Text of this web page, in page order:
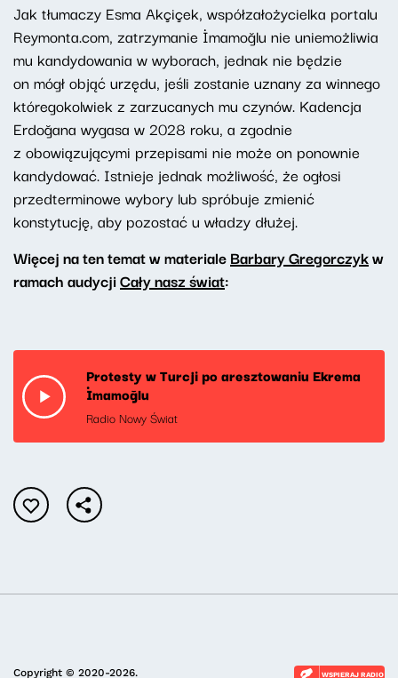
Jak tłumaczy Esma Akçiçek, współzałożycielka portalu
Reymonta.com, zatrzymanie İmamoğlu nie uniemożliwia
mu kandydowania w wyborach, jednak nie będzie
on mógł objąć urzędu, jeśli zostanie uznany za winnego
któregokolwiek z zarzucanych mu czynów. Kadencja
Erdoğana wygasa w 2028 roku, a zgodnie
z obowiązującymi przepisami nie może on ponownie
kandydować. Istnieje jednak możliwość, że ogłosi
przedterminowe wybory lub spróbuje zmienić
konstytucję, aby pozostać u władzy dłużej.
Więcej na ten temat w materialeBarbary Gregorczykw
ramach audycjiCały nasz świat:
Protesty w Turcji po aresztowaniu Ekrema
İmamoğlu
Radio Nowy Świat
Copyright © 2020-2026. WSPIERAJ RADIO